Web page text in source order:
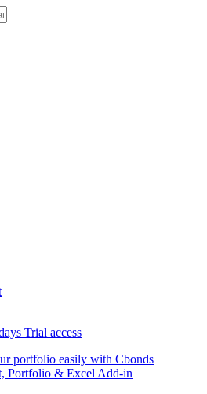
Trial access
portfolio easily with Cbonds
Portfolio & Excel Add-in